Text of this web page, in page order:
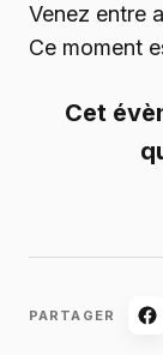
Venez entre
Ce moment
Cet
PARTAGER